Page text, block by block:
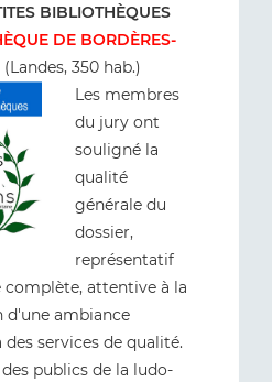
BIBLIOTHÈQUES
DE BORDÈRES-
(Landes, 350 hab.)
Les membres
du jury ont
souligné la
qualité
générale du
dossier,
représentatif
complète, attentive à la
d'une ambiance
services de qualité.
publics de la ludo-